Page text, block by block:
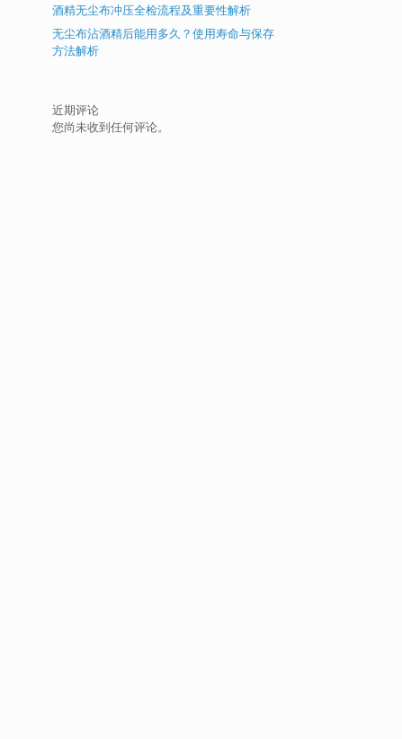
酒精无尘布冲压全检流程及重要性解析
无尘布沾酒精后能用多久？使用寿命与保存
方法解析
近期评论
您尚未收到任何评论。